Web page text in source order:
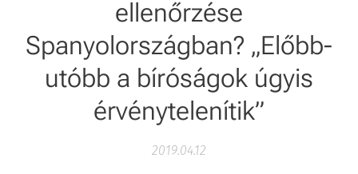
ellenőrzése
Spanyolországban? „Előbb-
utóbb a bíróságok úgyis
érvénytelenítik”
2019.04.12